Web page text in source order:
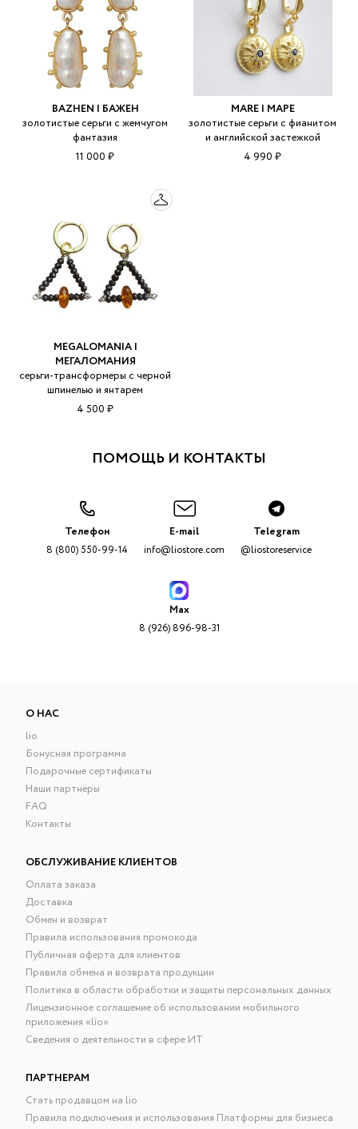
BAZHEN | БАЖЕН
золотистые серьги с жемчугом
фантазия
11 000 ₽
MARE | МАРЕ
золотистые серьги с фианитом
и английской застежкой
4 990 ₽
MEGALOMANIA |
МЕГАЛОМАНИЯ
серьги-трансформеры с черной
шпинелью и янтарем
4 500 ₽
ПОМОЩЬ И КОНТАКТЫ
Телефон
8 (800) 550-99-14
E-mail
info@liostore.com
Telegram
@liostoreservice
Max
8 (926) 896-98-31
О НАС
lio
Бонусная программа
Подарочные сертификаты
Наши партнёры
FAQ
Контакты
ОБСЛУЖИВАНИЕ КЛИЕНТОВ
Оплата заказа
Доставка
Обмен и возврат
Правила использования промокода
Публичная оферта для клиентов
Правила обмена и возврата продукции
Политика в области обработки и защиты персональных данных
Лицензионное соглашение об использовании мобильного
приложения «lío»
Сведения о деятельности в сфере ИТ
ПАРТНЕРАМ
Стать продавцом на lio
Правила подключения и использования Платформы для бизнеса